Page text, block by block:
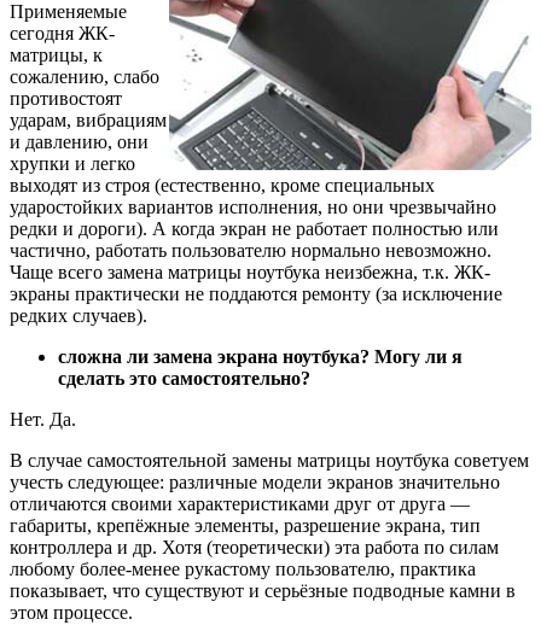
Применяемые
сегодня ЖК-
матрицы, к
сожалению, слабо
противостоят
ударам, вибрациям
и давлению, они
хрупки и легко
выходят из строя (естественно, кроме специальных
ударостойких вариантов исполнения, но они чрезвычайно
редки и дороги). А когда экран не работает полностью или
частично, работать пользователю нормально невозможно.
Чаще всего замена матрицы ноутбука неизбежна, т.к. ЖК-
экраны практически не поддаются ремонту (за исключение
редких случаев).
сложна ли замена экрана ноутбука? Могу ли я
сделать это самостоятельно?
Нет. Да.
В случае самостоятельной замены матрицы ноутбука советуем
учесть следующее: различные модели экранов значительно
отличаются своими характеристиками друг от друга —
габариты, крепёжные элементы, разрешение экрана, тип
контроллера и др. Хотя (теоретически) эта работа по силам
любому более-менее рукастому пользователю, практика
показывает, что существуют и серьёзные подводные камни в
этом процессе.